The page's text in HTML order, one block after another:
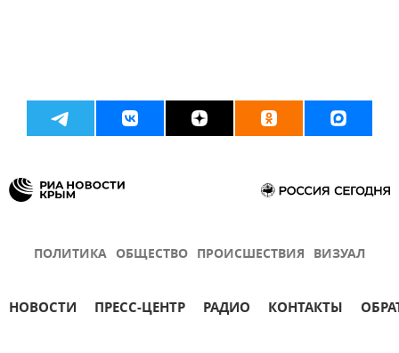
ПОЛИТИКА ОБЩЕСТВО ПРОИСШЕСТВИЯ ВИЗУАЛ
НОВОСТИ ПРЕСС-ЦЕНТР РАДИО КОНТАКТЫ